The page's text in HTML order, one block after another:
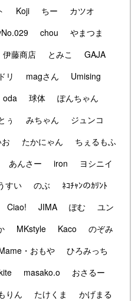
Koji ちー
カツオ
chou
やまつま
伊藤商店 とみこ
GAJA
リ magさん
Umising
oda 球体
ぽんちゃん
ぅ みちゃん
ジュンコ
たかにゃん
ちぇるもふ
あんさー iron
ヨシニイ
すい のぶ
ﾈｺﾁｬﾝのｶﾘﾝﾄ
Ciao! JIMA ぽむ
ユン
MKstyle Kaco
のぞみ
・おもや
ひろみっち
masako.o
おさるー
りん たけくま
かげまる